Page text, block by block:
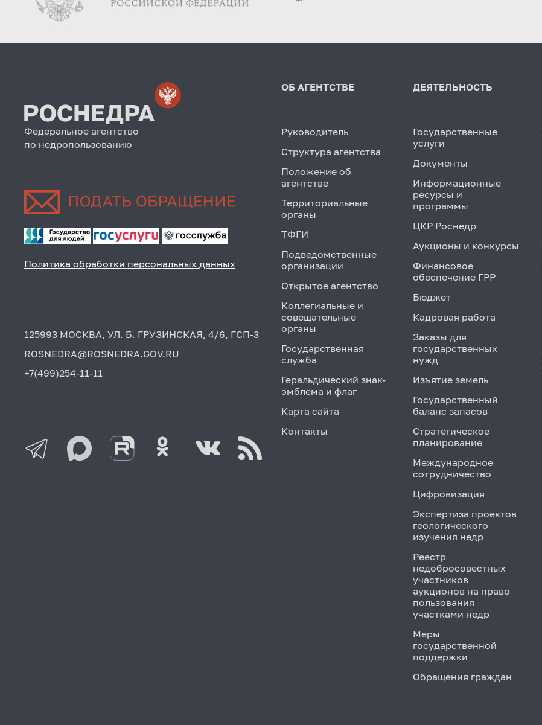
Федеральное агентство
по недропользованию
Политика обработки персональных данных
125993 МОСКВА, УЛ. Б. ГРУЗИНСКАЯ, 4/6, ГСП-3
ROSNEDRA@ROSNEDRA.GOV.RU
+7(499)254-11-11
ОБ АГЕНТСТВЕ
Руководитель
Структура агентства
Положение об
агентстве
Территориальные
органы
ТФГИ
Подведомственные
организации
Открытое агентство
Коллегиальные и
совещательные
органы
Государственная
служба
Геральдический знак-
эмблема и флаг
Карта сайта
Контакты
ДЕЯТЕЛЬНОСТЬ
Государственные
услуги
Документы
Информационные
ресурсы и
программы
ЦКР Роснедр
Аукционы и конкурсы
Финансовое
обеспечение ГРР
Бюджет
Кадровая работа
Заказы для
государственных
нужд
Изъятие земель
Государственный
баланс запасов
Стратегическое
планирование
Международное
сотрудничество
Цифровизация
Экспертиза проектов
геологического
изучения недр
Реестр
недобросовестных
участников
аукционов на право
пользования
участками недр
Меры
государственной
поддержки
Обращения граждан